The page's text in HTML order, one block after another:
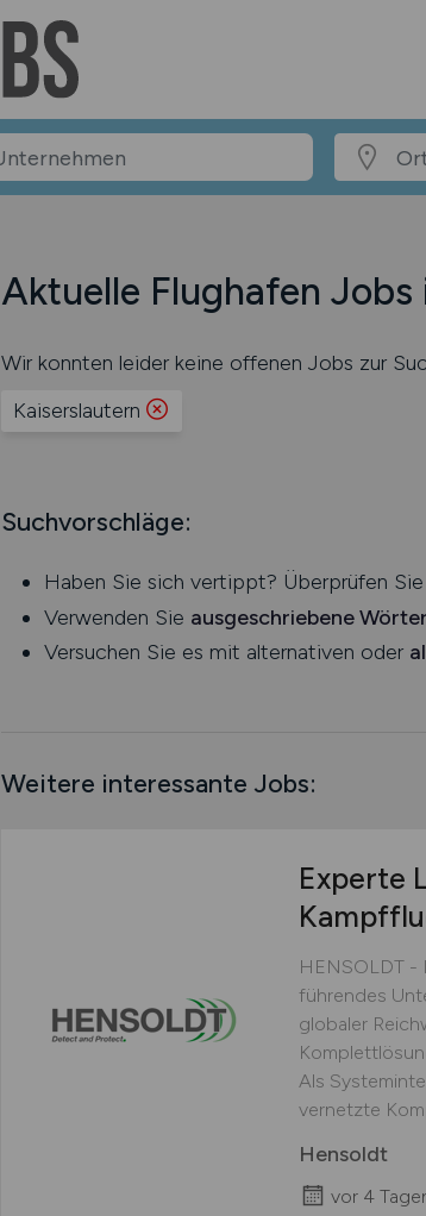
Aktuelle Flughafen Jobs
Wir konnten leider keine offenen Jobs zur
Kaiserslautern
Suchvorschläge:
Haben Sie sich vertippt? Überprüfen
Verwenden Sie ausgeschriebene Wörter
Versuchen Sie es mit alternativen oder
Weitere interessante Jobs:
Experte
HENSOLDT -
führendes
globaler
Als
vernetzte
Hensoldt
vor 4